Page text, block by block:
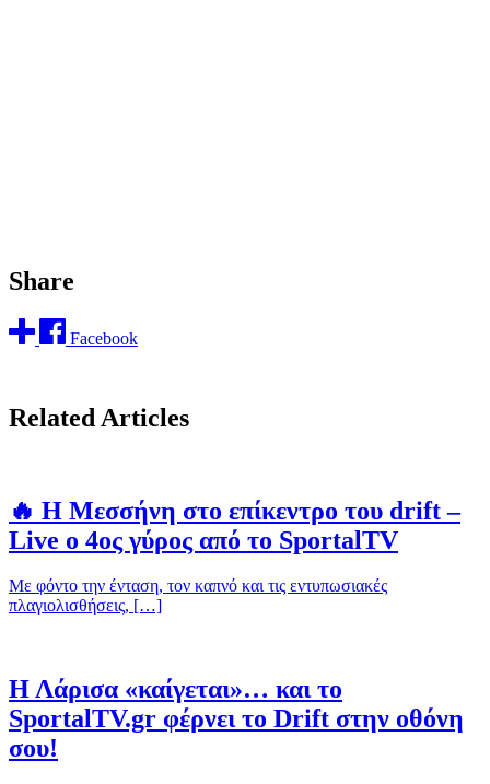
Share
Facebook
Related Articles
🔥 Η Μεσσήνη στο επίκεντρο του drift –
Live ο 4ος γύρος από το SportalTV
Με φόντο την ένταση, τον καπνό και τις εντυπωσιακές
πλαγιολισθήσεις, […]
Η Λάρισα «καίγεται»… και το
SportalTV.gr φέρνει το Drift στην οθόνη
σου!